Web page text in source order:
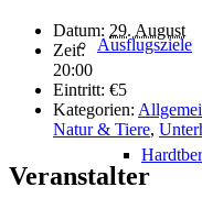
Ausflugsziele
Datum: 29. August
Zeit:
20:00
Eintritt: €5
Kategorien:
Natur & Tiere,
Veranstalter